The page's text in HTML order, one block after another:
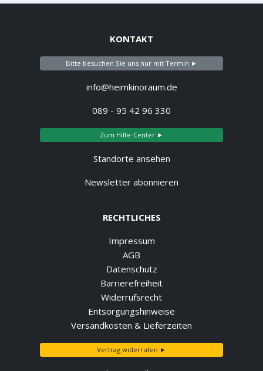
KONTAKT
Bitte besuchen Sie uns nur mit Termin ►
info@heimkinoraum.de
089 - 95 42 96 330
Zum Hilfe-Center ►
Standorte ansehen
Newsletter abonnieren
RECHTLICHES
Impressum
AGB
Datenschutz
Barrierefreiheit
Widerrufsrecht
Entsorgungshinweise
Versandkosten & Lieferzeiten
Vertrag widerrufen ►